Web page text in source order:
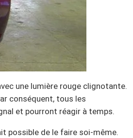
une lumière rouge clignotante.
conséquent, tous les
et pourront réagir à temps.
possible de le faire soi-même.